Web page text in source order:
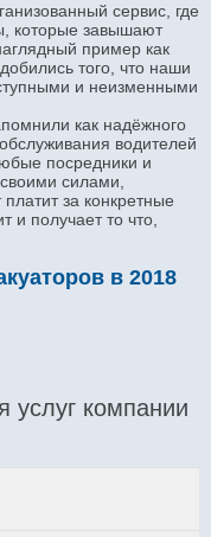
сервис, где
которые завышают
пример как
того, что наши
и неизменными
как надёжного
водителей
посредники и
силами,
за конкретные
и получает то что,
в 2018
услуг компании